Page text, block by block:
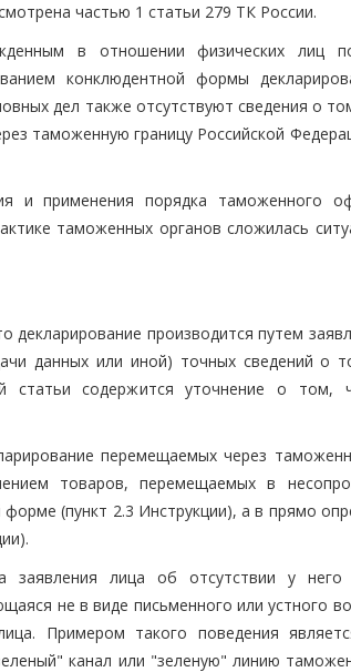
частью 1 статьи 279 ТК России.
в отношении физических лиц
конклюдентной формы
дел также отсутствуют сведения о
таможенную границу Российской
и применения порядка таможенного
таможенных органов сложилась
производится путем
данных или иной) точных сведений о
статьи содержится уточнение о
перемещаемых через
товаров, перемещаемых в
(пункт 2.3 Инструкции), а в прямо
лица об отсутствии у
не в виде письменного или устного
Примером такого поведения
канал или "зеленую" линию